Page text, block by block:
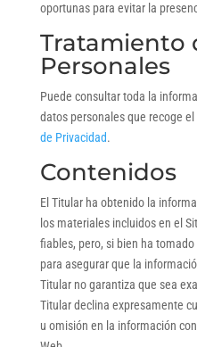
oportunas para evitar la
Tratamiento
Personales
Puede consultar toda la
datos personales que recoge
de Privacidad.
Contenidos
El Titular ha obtenido la
los materiales incluidos en el
fiables, pero, si bien ha
para asegurar que la
Titular no garantiza que sea
Titular declina expresamente
u omisión en la información